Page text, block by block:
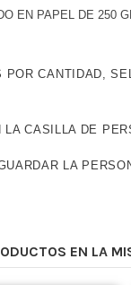
EN PAPEL DE 250
POR CANTIDAD,
LA CASILLA DE
LA
EN LA